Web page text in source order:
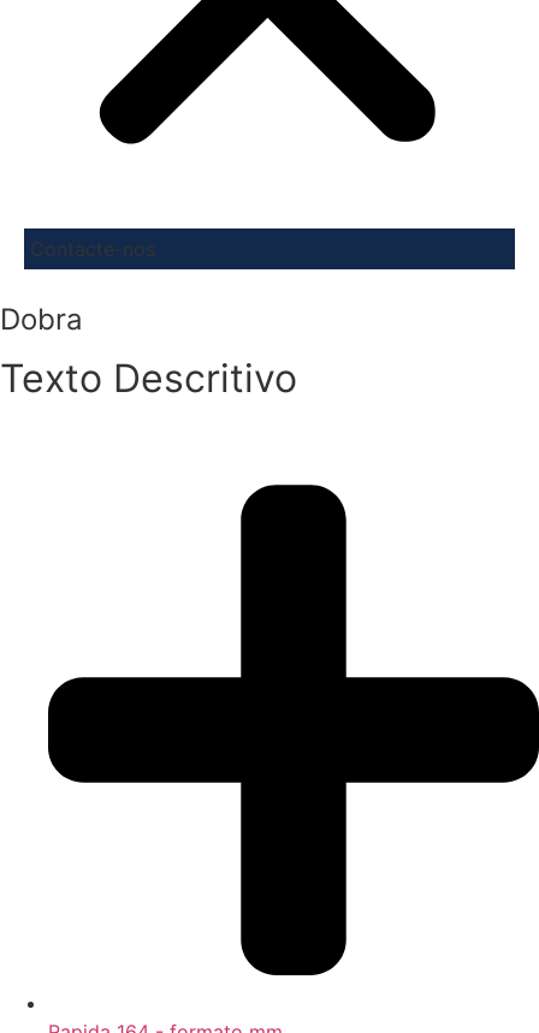
Contacte-nos
Dobra
Texto Descritivo